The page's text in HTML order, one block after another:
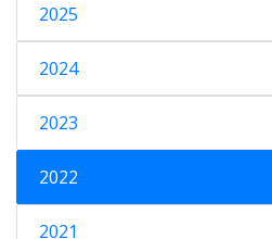
2025
2024
2023
2022
2021